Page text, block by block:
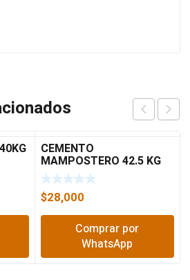
CEMENTO
MAMPOSTERO 42.5 KG
CEMEX
$28,000
Comprar por
WhatsApp